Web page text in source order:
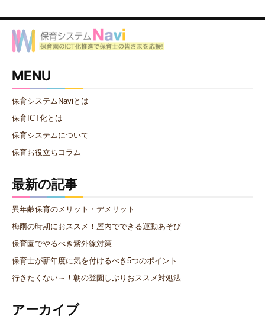
MENU
保育システムNaviとは
保育ICT化とは
保育システムについて
保育お役立ちコラム
最新の記事
異年齢保育のメリット・デメリット
梅雨の時期におススメ！屋内でできる運動あそび
保育園でやるべき紫外線対策
保育士が新年度に気を付けるべき5つのポイント
行きたくない～！朝の登園しぶりおススメ対処法
アーカイブ